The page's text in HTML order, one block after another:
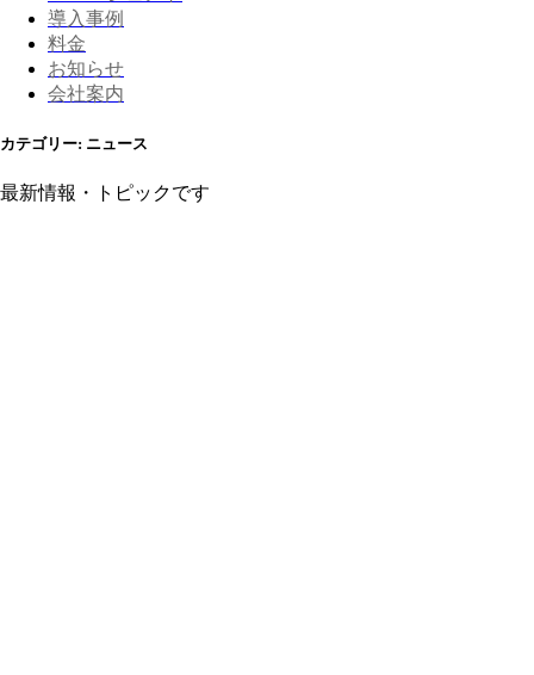
導入事例
料金
お知らせ
会社案内
カテゴリー: ニュース
最新情報・トピックです